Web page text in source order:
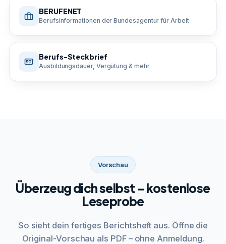
BERUFENET
Berufsinformationen der Bundesagentur für Arbeit
Berufs-Steckbrief
Ausbildungsdauer, Vergütung & mehr
Vorschau
Überzeug dich selbst – kostenlose
Leseprobe
So sieht dein fertiges Berichtsheft aus. Öffne die
Original-Vorschau als PDF – ohne Anmeldung.